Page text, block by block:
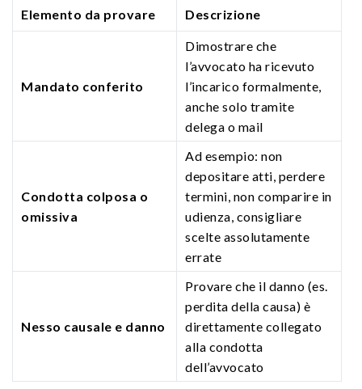
Elemento da provare Descrizione
Mandato conferito
Dimostrare che
l’avvocato ha ricevuto
l’incarico formalmente,
anche solo tramite
delega o mail
Condotta colposa o
omissiva
Ad esempio: non
depositare atti, perdere
termini, non comparire in
udienza, consigliare
scelte assolutamente
errate
Nesso causale e danno
Provare che il danno (es.
perdita della causa) è
direttamente collegato
alla condotta
dell’avvocato